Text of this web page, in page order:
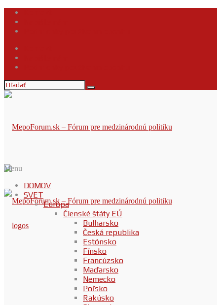
Menu
DOMOV
SVET
Európa
Členské štáty EÚ
Bulharsko
Česká republika
Estónsko
Fínsko
Francúzsko
Maďarsko
Nemecko
Poľsko
Rakúsko